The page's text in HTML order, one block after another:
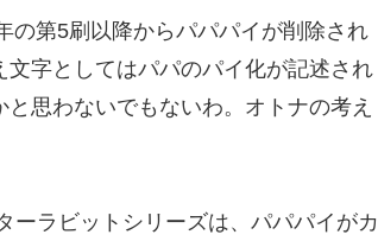
の第5刷以降からパパパイが削除され
字としてはパパのパイ化が記述され
と思わないでもないわ。オトナの考え
ーラビットシリーズは、パパパイがカ